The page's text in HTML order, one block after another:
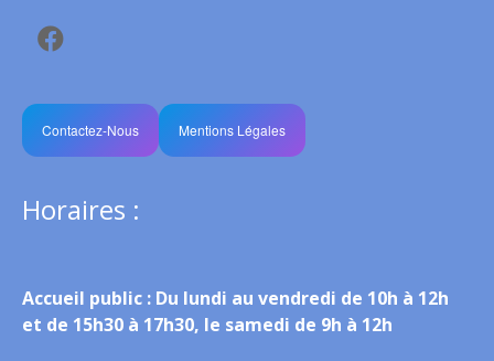
Contactez-Nous Mentions Légales
Horaires :
Accueil public : Du lundi au vendredi de 10h à 12h
et de 15h30 à 17h30, le samedi de 9h à 12h